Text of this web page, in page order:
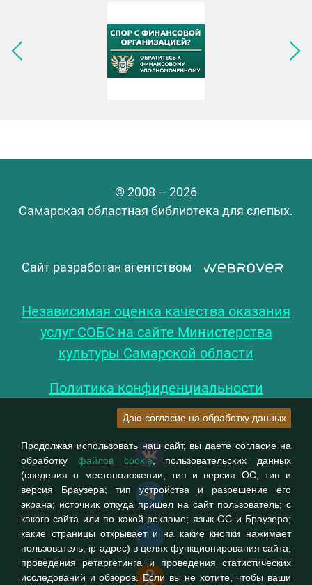
Следующее изображение
© 2008 – 2026
Самарская областная библиотека для слепых.
Сайт разработан агентством
Независимая оценка качества оказания
услуг СОБС на сайте Министерства
культуры Самарской области
Политика конфиденциальности
Даю согласие на обработку данных
Продолжая использовать наш сайт, вы даете согласие на
обработку файлов cookie, пользовательских данных
(сведения о местоположении; тип и версия ОС; тип и
версия Браузера; тип устройства и разрешение его
экрана; источник откуда пришел на сайт пользователь; с
какого сайта или по какой рекламе; язык ОС и Браузера;
какие страницы открывает и на какие кнопки нажимает
пользователь; ip-адрес) в целях функционирования сайта,
проведения ретаргетинга и проведения статистических
исследований и обзоров. Если вы не хотите, чтобы ваши